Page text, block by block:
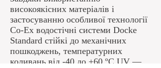
високоякісних матеріалів і
застосуванню особливої технології
Со-Ех водостічні системи Docke
Standard стійкі до механічних
пошкоджень, температурних
коливань від -40 до +60 ºС UV ―